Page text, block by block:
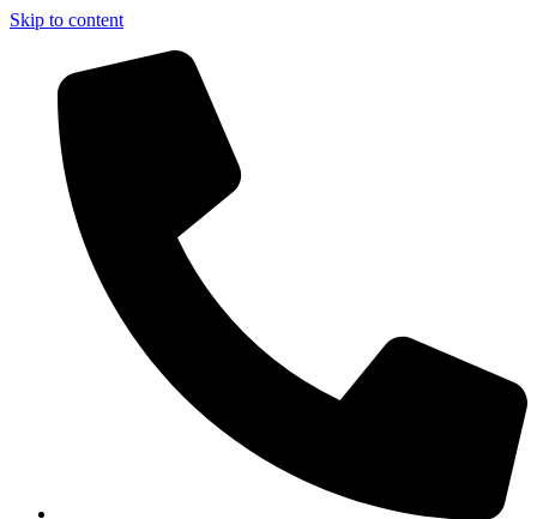
Skip to content